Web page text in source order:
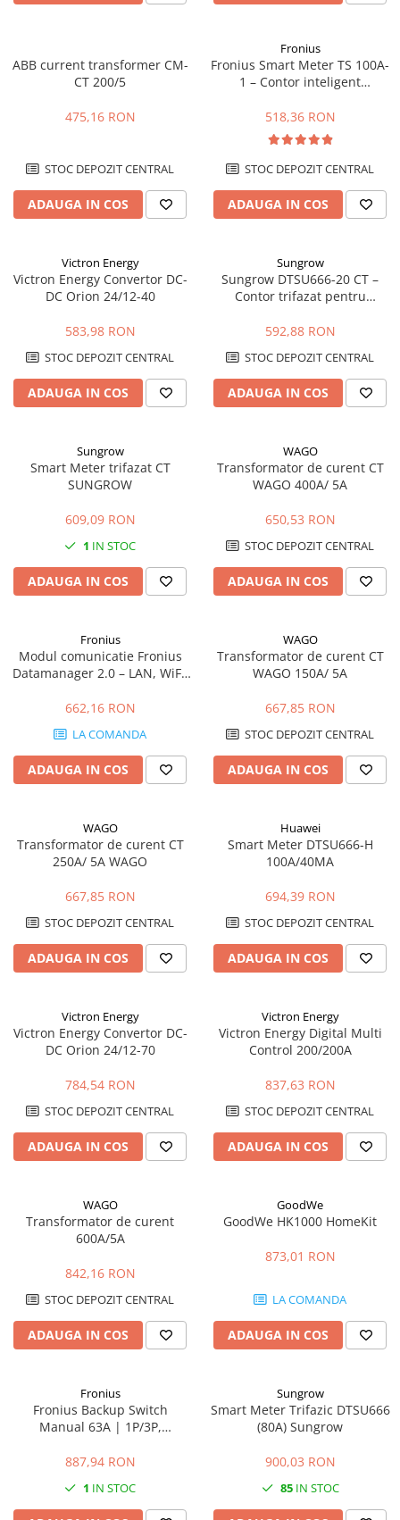
ABB current transformer CM-
CT 200/5
475,16 RON
STOC DEPOZIT CENTRAL
ADAUGA IN COS
Fronius
Fronius Smart Meter TS 100A-
1 – Contor inteligent
bidirectionala, RS485
518,36 RON
STOC DEPOZIT CENTRAL
ADAUGA IN COS
Victron Energy
Victron Energy Convertor DC-
DC Orion 24/12-40
583,98 RON
STOC DEPOZIT CENTRAL
ADAUGA IN COS
Sungrow
Sungrow DTSU666-20 CT –
Contor trifazat pentru
pentru invertoare Sungrow
592,88 RON
STOC DEPOZIT CENTRAL
ADAUGA IN COS
Sungrow
Smart Meter trifazat CT
SUNGROW
609,09 RON
1 IN STOC
ADAUGA IN COS
WAGO
Transformator de curent CT
WAGO 400A/ 5A
650,53 RON
STOC DEPOZIT CENTRAL
ADAUGA IN COS
Fronius
Modul comunicatie Fronius
Datamanager 2.0 – LAN, WiFi,
662,16 RON
LA COMANDA
ADAUGA IN COS
WAGO
Transformator de curent CT
WAGO 150A/ 5A
667,85 RON
STOC DEPOZIT CENTRAL
ADAUGA IN COS
WAGO
Transformator de curent CT
250A/ 5A WAGO
667,85 RON
STOC DEPOZIT CENTRAL
ADAUGA IN COS
Huawei
Smart Meter DTSU666-H
100A/40MA
694,39 RON
STOC DEPOZIT CENTRAL
ADAUGA IN COS
Victron Energy
Victron Energy Convertor DC-
DC Orion 24/12-70
784,54 RON
STOC DEPOZIT CENTRAL
ADAUGA IN COS
Victron Energy
Victron Energy Digital Multi
Control 200/200A
837,63 RON
STOC DEPOZIT CENTRAL
ADAUGA IN COS
WAGO
Transformator de curent
600A/5A
842,16 RON
STOC DEPOZIT CENTRAL
ADAUGA IN COS
GoodWe
GoodWe HK1000 HomeKit
873,01 RON
LA COMANDA
ADAUGA IN COS
Fronius
Fronius Backup Switch
Manual 63A | 1P/3P,
887,94 RON
1 IN STOC
Sungrow
Smart Meter Trifazic DTSU666
(80A) Sungrow
900,03 RON
85IN STOC